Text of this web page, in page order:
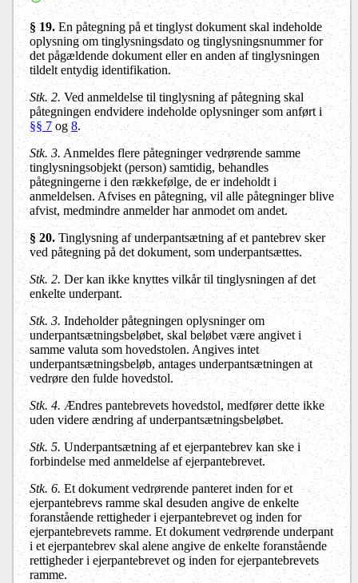
§ 19.En påtegning på et tinglyst dokument skal indeholde
oplysning om tinglysningsdato og tinglysningsnummer for
det pågældende dokument eller en anden af tinglysningen
tildelt entydig identifikation.
Stk. 2. Ved anmeldelse til tinglysning af påtegning skal
påtegningen endvidere indeholde oplysninger som anført i
§§ 7og 8.
Stk. 3.Anmeldes flere påtegninger vedrørende samme
tinglysningsobjekt (person) samtidig, behandles
påtegningerne i den rækkefølge, de er indeholdt i
anmeldelsen. Afvises en påtegning, vil alle påtegninger blive
afvist, medmindre anmelder har anmodet om andet.
§ 20.Tinglysning af underpantsætning af et pantebrev sker
ved påtegning på det dokument, som underpantsættes.
Stk. 2.Der kan ikke knyttes vilkår til tinglysningen af det
enkelte underpant.
Stk. 3. Indeholder påtegningen oplysninger om
underpantsætningsbeløbet, skal beløbet være angivet i
samme valuta som hovedstolen. Angives intet
underpantsætningsbeløb, antages underpantsætningen at
vedrøre den fulde hovedstol.
Stk. 4. Ændres pantebrevets hovedstol, medfører dette ikke
uden videre ændring af underpantsætningsbeløbet.
Stk. 5. Underpantsætning af et ejerpantebrev kan ske i
forbindelse med anmeldelse af ejerpantebrevet.
Stk. 6. Et dokument vedrørende panteret inden for et
ejerpantebrevs ramme skal desuden angive de enkelte
foranstående rettigheder i ejerpantebrevet og inden for
ejerpantebrevets ramme. Et dokument vedrørende underpant
i et ejerpantebrev skal alene angive de enkelte foranstående
rettigheder i ejerpantebrevet og inden for ejerpantebrevets
ramme.